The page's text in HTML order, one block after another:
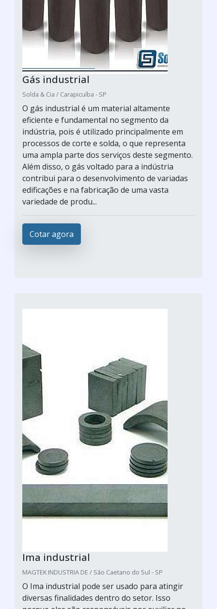
Gás industrial
Solda & Cia / Carapicuíba - SP
O gás industrial é um material altamente
eficiente e fundamental no segmento da
indústria, pois é utilizado principalmente em
processos de corte e solda, o que representa
uma ampla parte dos serviços deste segmento.
Além disso, o gás voltado para a indústria
contribui para o desenvolvimento de variadas
edificações e na fabricação de uma vasta
variedade de produ...
Cotar agora
Ima industrial
MAGTEK INDUSTRIA DE / São Caetano do Sul - SP
O Ima industrial pode ser usado para atingir
diversas finalidades dentro do setor. Isso